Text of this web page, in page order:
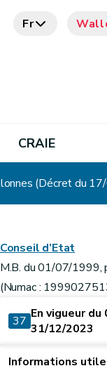
Fr
CRAIE
Conseil d’Etat
M.B. du 01/07/1999,
(Numac :
37 En vigueur
31/12/2023
Informations